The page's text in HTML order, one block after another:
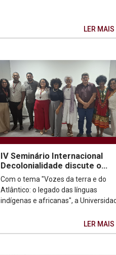
LER MAIS
IV Seminário Internacional
Decolonialidade discute o
legado das línguas indígenas e
africanas
Com o tema "Vozes da terra e do
Atlântico: o legado das línguas
indígenas e africanas", a
LER MAIS